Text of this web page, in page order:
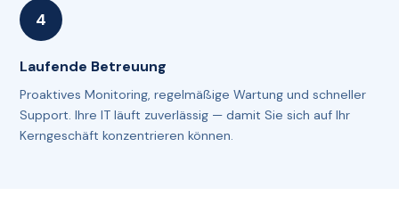
Laufende Betreuung
Proaktives Monitoring, regelmäßige Wartung und schneller
Support. Ihre IT läuft zuverlässig — damit Sie sich auf Ihr
Kerngeschäft konzentrieren können.